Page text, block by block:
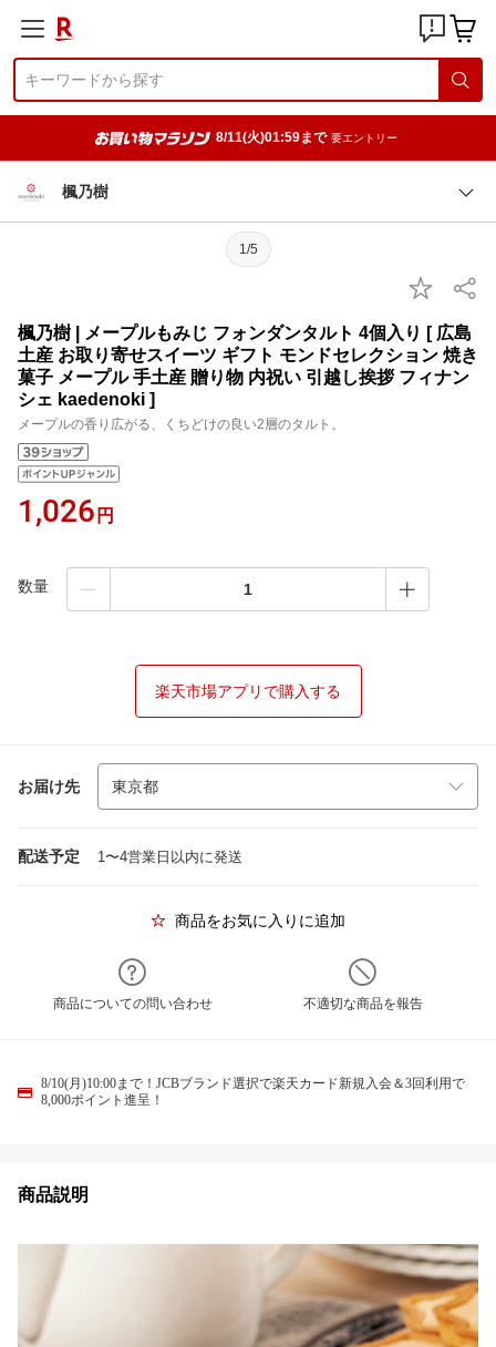
8/11(火)01:59まで 要エントリー
楓乃樹
1/5
楓乃樹 | メープルもみじ フォンダンタルト 4個入り [ 広島
土産 お取り寄せスイーツ ギフト モンドセレクション 焼き
菓子 メープル 手土産 贈り物 内祝い 引越し挨拶 フィナン
シェ kaedenoki ]
メープルの香り広がる、くちどけの良い2層のタルト。
1,026 円
数量
楽天市場アプリで購入する
お届け先
配送予定 1〜4営業日以内に発送
商品をお気に入りに追加
商品についての問い合わせ 不適切な商品を報告
8/10(月)10:00まで！JCBブランド選択で楽天カード新規入会＆3回利用で
8,000ポイント進呈！
商品説明